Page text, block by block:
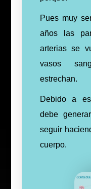
Pues muy
años las
arterias se
vasos
estrechan.
Debido a
debe
seguir
cuerpo.